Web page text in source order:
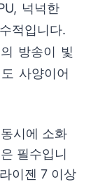
넉넉한
적입니다.
방송이 빛
사양이어
시에 소화
필수입니
이젠 7 이상